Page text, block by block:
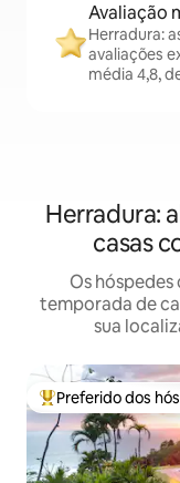
Avaliação
Herradura:
avaliações
média 4,8,
Herradura:
casas
Os
temporada de
sua
Entre os melhores
Preferido dos